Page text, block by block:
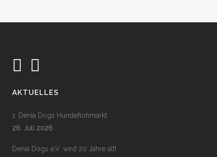
AKTUELLES
1. Denia Dogs Hundeflohmarkt
26. Juli 2026
Denia Dogs e.V. wird 20 Jahre alt!